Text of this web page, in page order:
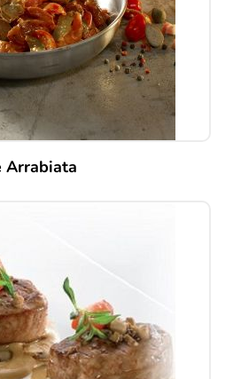
Arrabiata